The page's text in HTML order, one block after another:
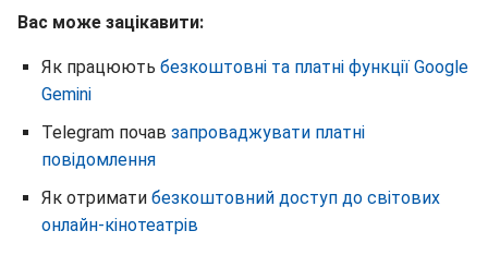
Вас може зацікавити:
Як працюють безкоштовні та платні функції Google
Gemini
Telegram почав запроваджувати платні
повідомлення
Як отримати безкоштовний доступ до світових
онлайн-кінотеатрів